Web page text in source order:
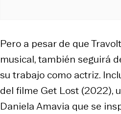
Pero a pesar de que
musical, también seguirá
su trabajo como actriz.
del filme Get Lost (2022),
Daniela Amavia que se